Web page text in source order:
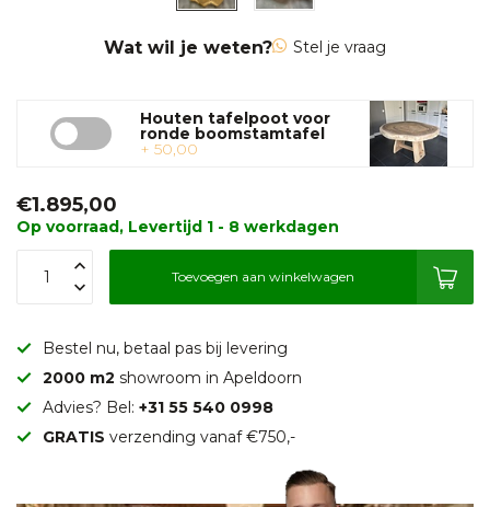
Wat wil je weten? Stel je vraag
Houten tafelpoot voor
ronde boomstamtafel
+ 50,00
€1.895,00
Op voorraad, Levertijd 1 - 8 werkdagen
Toevoegen aan winkelwagen
Bestel nu, betaal pas bij levering
2000 m2 showroom in Apeldoorn
Advies? Bel: +31 55 540 0998
GRATIS verzending vanaf €750,-